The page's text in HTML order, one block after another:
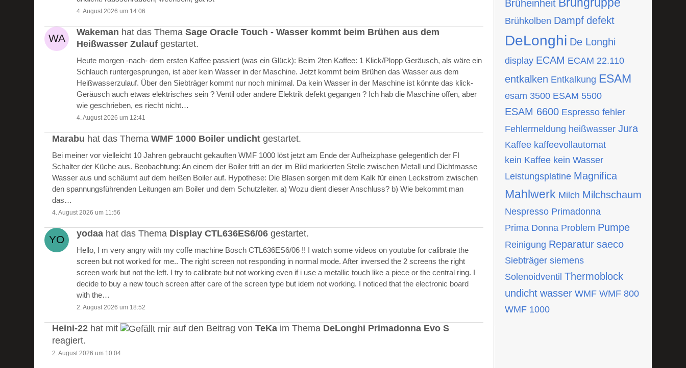
4. August 2026 um 14:06
Wakeman hat das ThemaSage Oracle Touch - Wasser kommt beim Brühen aus dem
Heißwasser Zulauf gestartet.
Heute morgen -nach- dem ersten Kaffee passiert (was ein Glück): Beim 2ten Kaffee: 1 Klick/Plopp Geräusch, als wäre ein
Schlauch runtergesprungen, ist aber kein Wasser in der Maschine. Jetzt kommt beim Brühen das Wasser aus dem
Heißwasserzulauf. Über den Siebträger kommt nur noch minimal. Da kein Wasser in der Maschine ist könnte das klick-
Geräusch auch etwas elektrisches sein ? Ventil oder andere Elektrik defekt gegangen ? Ich hab die Maschine offen, aber
wie geschrieben, es riecht nicht…
4. August 2026 um 12:41
Marabu hat das ThemaWMF 1000 Boiler undicht gestartet.
Bei meiner vor vielleicht 10 Jahren gebraucht gekauften WMF 1000 löst jetzt am Ende der Aufheizphase gelegentlich der FI
Schalter der Küche aus. Beobachtung: An einem der Boiler tritt an der im Bild markierten Stelle zwischen Metall und Dichtmasse
Wasser aus und schäumt auf dem heißen Boiler auf. Hypothese: Die Blasen sorgen mit dem Kalk für einen Leckstrom zwischen
den spannungsführenden Leitungen am Boiler und dem Schutzleiter. a) Wozu dient dieser Anschluss? b) Wie bekommt man
das…
4. August 2026 um 11:56
yodaa hat das Thema Display CTL636ES6/06 gestartet.
Hello, I m very angry with my coffe machine Bosch CTL636ES6/06 !! I watch some videos on youtube for calibrate the
screen but not worked for me.. The right screen not responding in normal mode. After inversed the 2 screens the right
screen work but not the left. I try to calibrate but not working even if i use a metallic touch like a piece or the central ring. I
decide to buy a new touch screen after care of the screen type but idem not working. I noticed that the electronic board
with the…
2. August 2026 um 18:52
Heini-22 hat mit auf den Beitrag vonTeKa im Thema DeLonghi Primadonna Evo S
reagiert.
2. August 2026 um 10:04
Brüheinheit
Brühkolben Dampf defekt
DeLonghi De Longhi
display ECAM ECAM 22.110
entkalken Entkalkung ESAM
esam 3500 ESAM 5500
ESAM 6600 Espresso fehler
Fehlermeldung heißwasser Jura
Kaffee kaffeevollautomat
kein Kaffee kein Wasser
Leistungsplatine Magnifica
Mahlwerk Milch Milchschaum
Nespresso Primadonna
Prima Donna Problem Pumpe
Reinigung Reparatur saeco
Siebträger siemens
Solenoidventil Thermoblock
undicht wasser WMF WMF 800
WMF 1000